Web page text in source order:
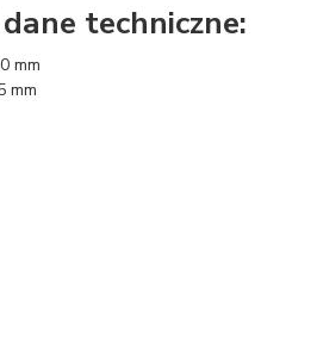
techniczne:
mm
mm